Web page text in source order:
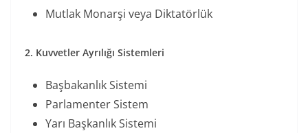
Mutlak Monarşi veya Diktatörlük
2. Kuvvetler Ayrılığı Sistemleri
Başbakanlık Sistemi
Parlamenter Sistem
Yarı Başkanlık Sistemi